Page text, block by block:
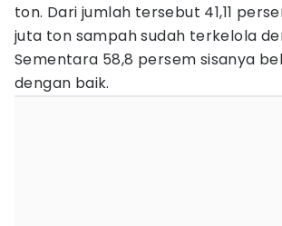
ton. Dari jumlah tersebut 41,11
juta ton sampah sudah terkelola
Sementara 58,8 persem sisanya
dengan baik.